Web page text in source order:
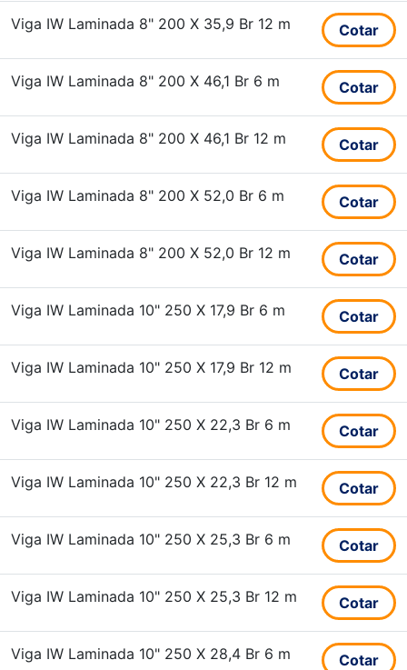
Viga IW Laminada 8" 200 X 35,9 Br 12 m Cotar
Viga IW Laminada 8" 200 X 46,1 Br 6 m Cotar
Viga IW Laminada 8" 200 X 46,1 Br 12 m Cotar
Viga IW Laminada 8" 200 X 52,0 Br 6 m Cotar
Viga IW Laminada 8" 200 X 52,0 Br 12 m Cotar
Viga IW Laminada 10" 250 X 17,9 Br 6 m Cotar
Viga IW Laminada 10" 250 X 17,9 Br 12 m Cotar
Viga IW Laminada 10" 250 X 22,3 Br 6 m Cotar
Viga IW Laminada 10" 250 X 22,3 Br 12 m Cotar
Viga IW Laminada 10" 250 X 25,3 Br 6 m Cotar
Viga IW Laminada 10" 250 X 25,3 Br 12 m Cotar
Viga IW Laminada 10" 250 X 28,4 Br 6 m Cotar